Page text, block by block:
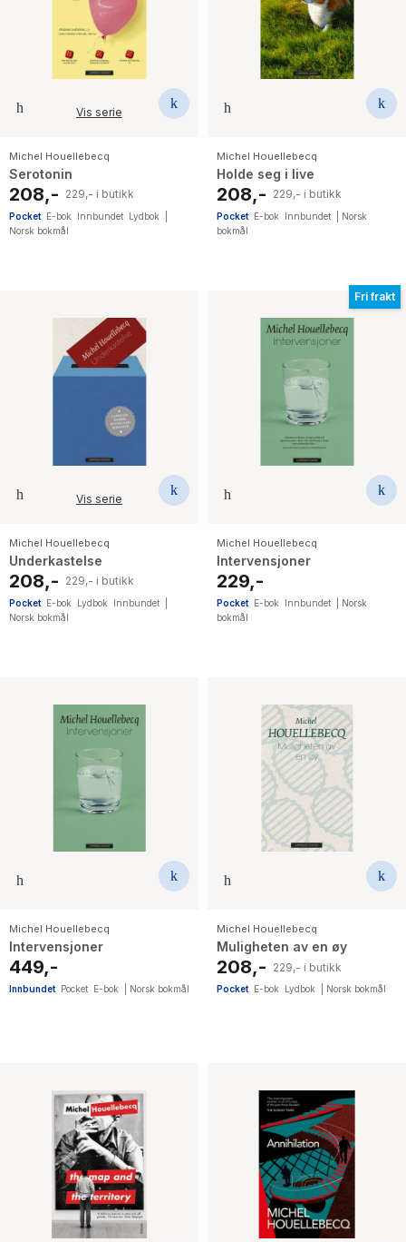
Vis serie
Michel Houellebecq
Serotonin
208,- 229,- i butikk
Pocket E-bok Innbundet Lydbok
Norsk bokmål
Michel Houellebecq
Holde seg i live
208,- 229,- i butikk
Pocket E-bok Innbundet
Norsk
bokmål
Vis serie
Michel Houellebecq
Underkastelse
208,- 229,- i butikk
Pocket E-bok Lydbok Innbundet
Norsk bokmål
Fri frakt
Michel Houellebecq
Intervensjoner
229,-
Pocket E-bok Innbundet
Norsk
bokmål
Michel Houellebecq
Intervensjoner
449,-
Innbundet Pocket E-bok Norsk bokmål
Michel Houellebecq
Muligheten av en øy
208,- 229,- i butikk
Pocket E-bok Lydbok Norsk bokmål